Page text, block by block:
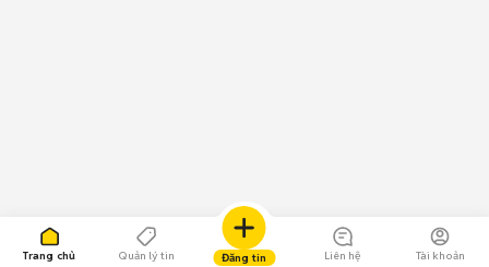
Trang chủ Quản lý tin Đăng tin Liên hệ Tài khoản